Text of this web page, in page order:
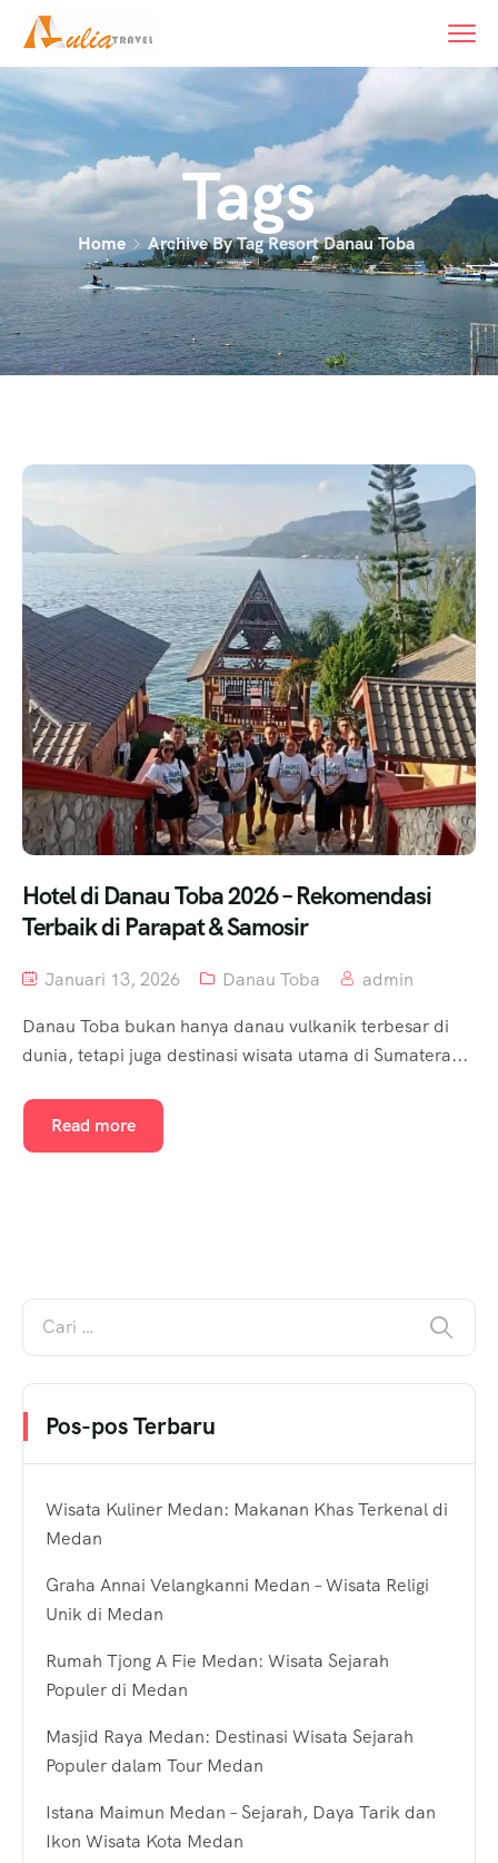
content
Tags
Home Archive By Tag Resort Danau Toba
Hotel di Danau Toba 2026 – Rekomendasi
Terbaik di Parapat & Samosir
Januari 13, 2026 Danau Toba
admin
Danau Toba bukan hanya danau vulkanik terbesar di
dunia, tetapi juga destinasi wisata utama di Sumatera...
Read more
Pos-pos Terbaru
Wisata Kuliner Medan: Makanan Khas Terkenal di
Medan
Graha Annai Velangkanni Medan – Wisata Religi
Unik di Medan
Rumah Tjong A Fie Medan: Wisata Sejarah
Populer di Medan
Masjid Raya Medan: Destinasi Wisata Sejarah
Populer dalam Tour Medan
Istana Maimun Medan – Sejarah, Daya Tarik dan
Ikon Wisata Kota Medan